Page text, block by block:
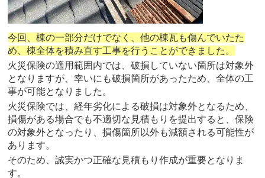
今回、棟の一部分だけでなく、他の棟瓦も傷んでいたた
め、棟全体を積み直す工事を行うことができました。
火災保険の適用範囲内では、破損していない箇所は対象外
となりますが、幸いにも破損箇所があったため、全体の工
事が可能となりました。
火災保険では、経年劣化による破損は対象外となるため、
損傷がある場合でも不適切な見積もりを提出すると、保険
の対象外となったり、損傷箇所以外も減額される可能性が
あります。
そのため、誠実かつ正確な見積もり作成が重要となりま
す。